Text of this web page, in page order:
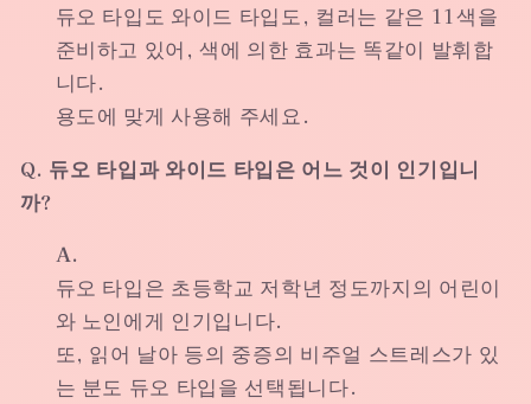
듀오 타입도 와이드 타입도, 컬러는 같은 11색을
준비하고 있어, 색에 의한 효과는 똑같이 발휘합
니다.
용도에 맞게 사용해 주세요.
Q. 듀오 타입과 와이드 타입은 어느 것이 인기입니
까?
A.
듀오 타입은 초등학교 저학년 정도까지의 어린이
와 노인에게 인기입니다.
또, 읽어 날아 등의 중증의 비주얼 스트레스가 있
는 분도 듀오 타입을 선택됩니다.